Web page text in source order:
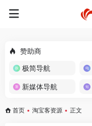
赞助商
极简导航
新媒体导航
首页 • 淘宝客资源 • 正文